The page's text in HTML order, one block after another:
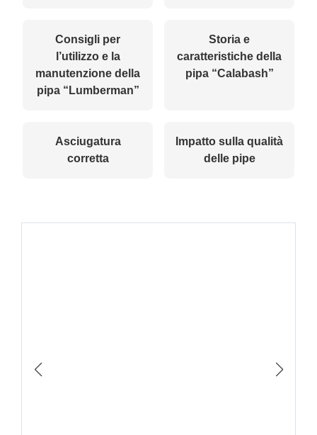
Consigli per
l’utilizzo e la
manutenzione della
pipa “Lumberman”
Storia e
caratteristiche della
pipa “Calabash”
Asciugatura
corretta
Impatto sulla qualità
delle pipe